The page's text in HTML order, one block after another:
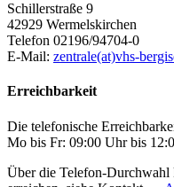
Schillerstraße 9
42929 Wermelskirchen
Telefon 02196/94704-0
E-Mail: zentrale(at)vhs-
Erreichbarkeit
Die telefonische
Mo bis Fr: 09:00 Uhr bis
Über die Telefon-Durchwahl